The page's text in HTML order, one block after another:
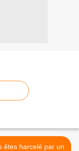
êtes harcelé par un